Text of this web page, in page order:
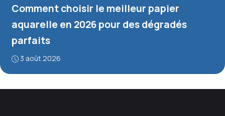
Comment choisir le meilleur papier
aquarelle en 2026 pour des dégradés
parfaits
3 août 2026